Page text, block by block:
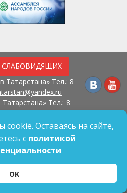
Тел.: 8
Тел.: 8
д. 57
данных
персональных данных
Оставаясь на сайте,
с политикой
OK